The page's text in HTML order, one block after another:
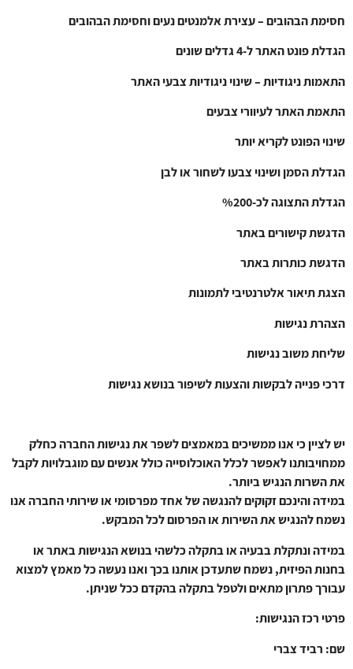
חסימת הבהובים – עצירת אלמנטים נעים וחסימת הבהובים
הגדלת פונט האתר ל-4 גדלים שונים
התאמות ניגודיות – שינוי ניגודיות צבעי האתר
התאמת האתר לעיוורי צבעים
שינוי הפונט לקריא יותר
הגדלת הסמן ושינוי צבעו לשחור או לבן
הגדלת התצוגה לכ-%200
הדגשת קישורים באתר
הדגשת כותרות באתר
הצגת תיאור אלטרנטיבי לתמונות
הצהרת נגישות
שליחת משוב נגישות
דרכי פנייה לבקשות והצעות לשיפור בנושא נגישות
יש לציין כי אנו ממשיכים במאמצים לשפר את נגישות החברה כחלק
ממחויבותנו לאפשר לכלל האוכלוסייה כולל אנשים עם מוגבלויות לקבל
את השרות הנגיש ביותר.
במידה והינכם זקוקים להנגשה של אחד מפרסומי או שירותי החברה אנו
נשמח להנגיש את השירות או הפרסום לכל המבקש.
במידה ונתקלת בבעיה או בתקלה כלשהי בנושא הנגישות באתר או
בחנות הפיזית, נשמח שתעדכן אותנו בכך ואנו נעשה כל מאמץ למצוא
עבורך פתרון מתאים ולטפל בתקלה בהקדם ככל שניתן.
פרטי רכז הנגישות:
שם: רביד צברי